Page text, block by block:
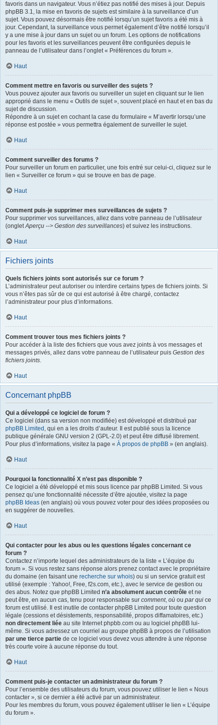
favoris dans un navigateur. Vous n’étiez pas notifié des mises à jour. Depuis
phpBB 3.1, la mise en favoris de sujets est similaire à la surveillance d’un
sujet. Vous pouvez désormais être notifié lorsqu’un sujet favoris a été mis à
jour. Cependant, la surveillance vous permet également d’être notifié lorsqu’il
y a une mise à jour dans un sujet ou un forum. Les options de notifications
pour les favoris et les surveillances peuvent être configurées depuis le
panneau de l’utilisateur dans l’onglet « Préférences du forum ».
Haut
Comment mettre en favoris ou surveiller des sujets ?
Vous pouvez ajouter aux favoris ou surveiller un sujet en cliquant sur le lien
approprié dans le menu « Outils de sujet », souvent placé en haut et en bas du
sujet de discussion.
Répondre à un sujet en cochant la case du formulaire « M’avertir lorsqu’une
réponse est postée » vous permettra également de surveiller le sujet.
Haut
Comment surveiller des forums ?
Pour surveiller un forum en particulier, une fois entré sur celui-ci, cliquez sur le
lien « Surveiller ce forum » qui se trouve en bas de page.
Haut
Comment puis-je supprimer mes surveillances de sujets ?
Pour supprimer vos surveillances, allez dans votre panneau de l’utilisateur
(ongletAperçu --> Gestion des surveillances) et suivez les instructions.
Haut
Fichiers joints
Quels fichiers joints sont autorisés sur ce forum ?
L’administrateur peut autoriser ou interdire certains types de fichiers joints. Si
vous n’êtes pas sûr de ce qui est autorisé à être chargé, contactez
l’administrateur pour plus d’informations.
Haut
Comment trouver tous mes fichiers joints ?
Pour accéder à la liste des fichiers que vous avez joints à vos messages et
messages privés, allez dans votre panneau de l’utilisateur puis Gestion des
fichiers joints.
Haut
Concernant phpBB
Qui a développé ce logiciel de forum ?
Ce logiciel (dans sa version non modifiée) est développé et distribué par
phpBB Limited , qui en a les droits d’auteur. Il est publié sous la licence
publique générale GNU version 2 (GPL-2.0) et peut être diffusé librement.
Pour plus d’informations, visitez la page « À propos de phpBB » (en anglais).
Haut
Pourquoi la fonctionnalité X n’est pas disponible ?
Ce logiciel a été développé et mis sous licence par phpBB Limited. Si vous
pensez qu’une fonctionnalité nécessite d’être ajoutée, visitez la page
phpBB Ideas (en anglais) où vous pouvez voter pour des idées proposées ou
en suggérer de nouvelles.
Haut
Qui contacter pour les abus ou les questions légales concernant ce
forum ?
Contactez n’importe lequel des administrateurs de la liste « L’équipe du
forum ». Si vous restez sans réponse alors prenez contact avec le propriétaire
du domaine (en faisant une recherche sur whois) ou si un service gratuit est
utilisé (exemple : Yahoo!, Free, f2s.com, etc.), avec le service de gestion ou
des abus. Notez que phpBB Limited n’a absolument aucun contrôle et ne
peut être, en aucun cas, tenu pour responsable sur comment, où ou par qui ce
forum est utilisé. Il est inutile de contacter phpBB Limited pour toute question
légale (cessions et désistements, responsabilité, propos diffamatoires, etc.)
non directement liée au site Internet phpbb.com ou au logiciel phpBB lui-
même. Si vous adressez un courriel au groupe phpBB à propos de l’utilisation
par une tierce partie de ce logiciel vous devez vous attendre à une réponse
très courte voire à aucune réponse du tout.
Haut
Comment puis-je contacter un administrateur du forum ?
Pour l’ensemble des utilisateurs du forum, vous pouvez utiliser le lien « Nous
contacter », si ce dernier a été activé par un administrateur.
Pour les membres du forum, vous pouvez également utiliser le lien « L’équipe
du forum ».